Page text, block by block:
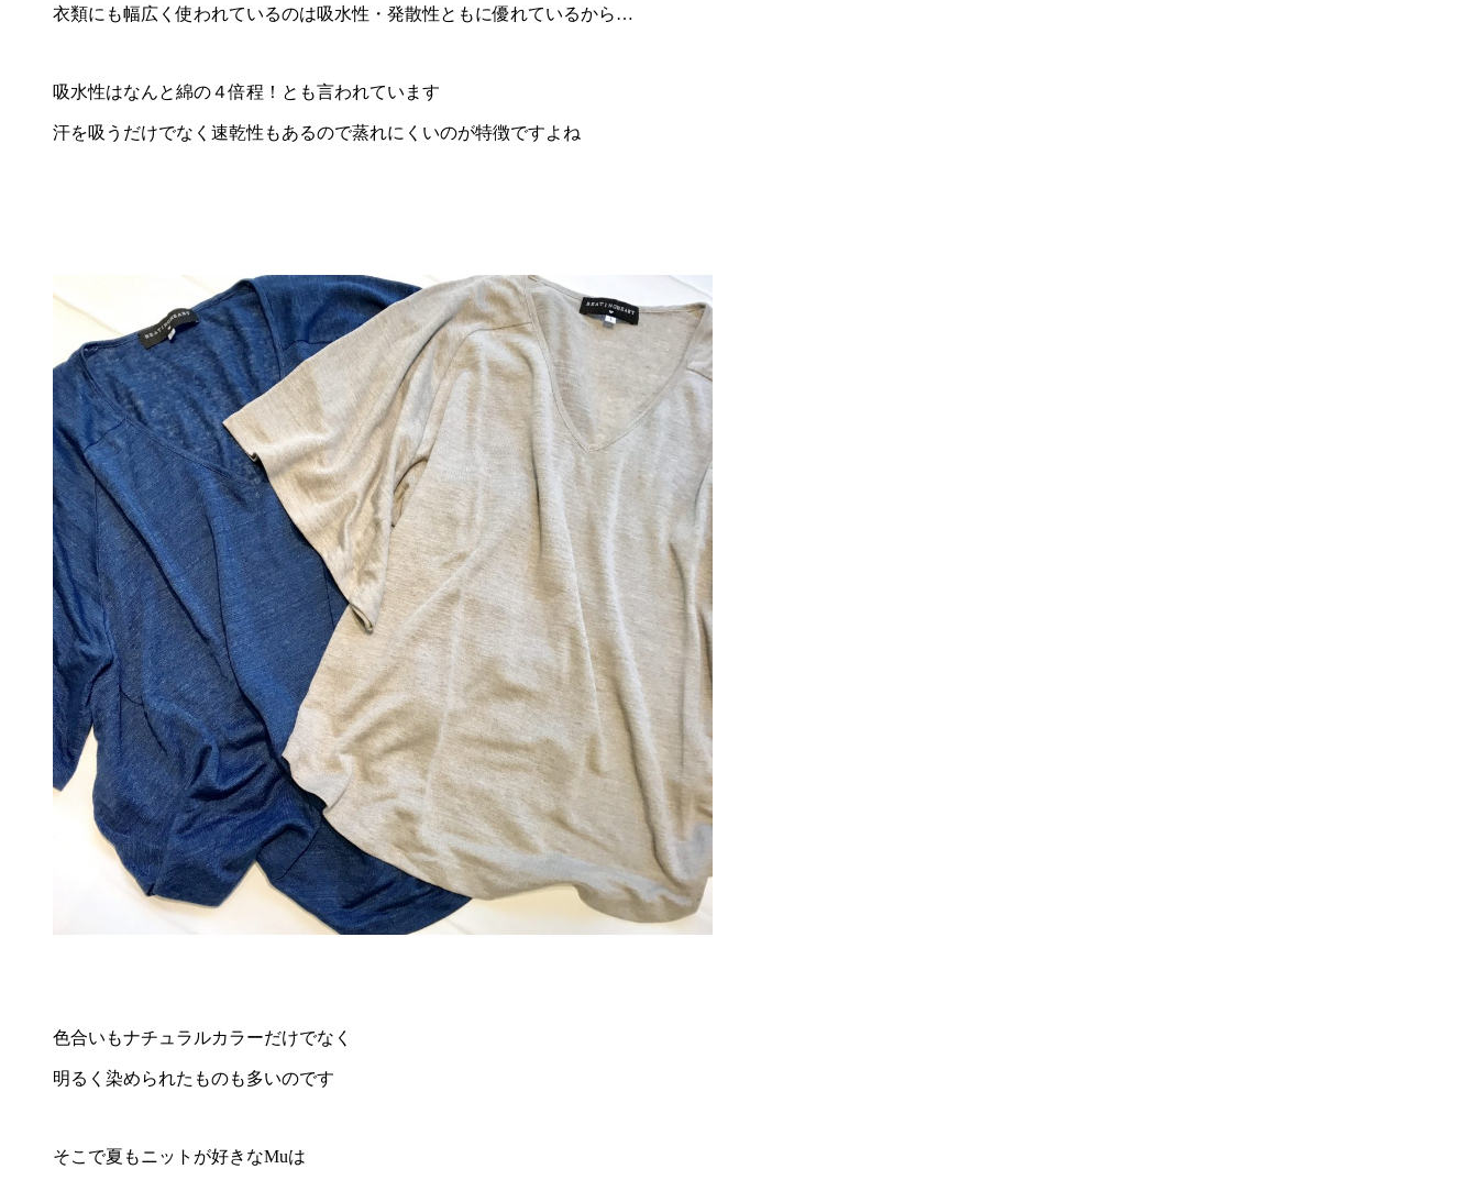
衣類にも幅広く使われているのは吸水性・発散性ともに優れているから…
吸水性はなんと綿の４倍程！とも言われています
汗を吸うだけでなく速乾性もあるので蒸れにくいのが特徴ですよね
色合いもナチュラルカラーだけでなく
明るく染められたものも多いのです
そこで夏もニットが好きなMuは